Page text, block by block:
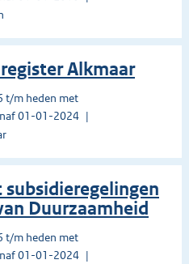
Alkmaar
t/m heden met
01-01-2024
Duurzaamheid
t/m heden met
01-01-2024